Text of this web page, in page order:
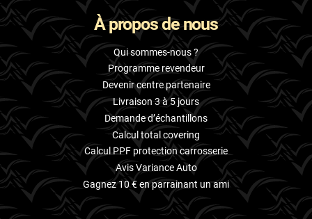
À propos de nous
Qui sommes-nous ?
Programme revendeur
Devenir centre partenaire
Livraison 3 à 5 jours
Demande d’échantillons
Calcul total covering
Calcul PPF protection carrosserie
Avis Variance Auto
Gagnez 10 € en parrainant un ami